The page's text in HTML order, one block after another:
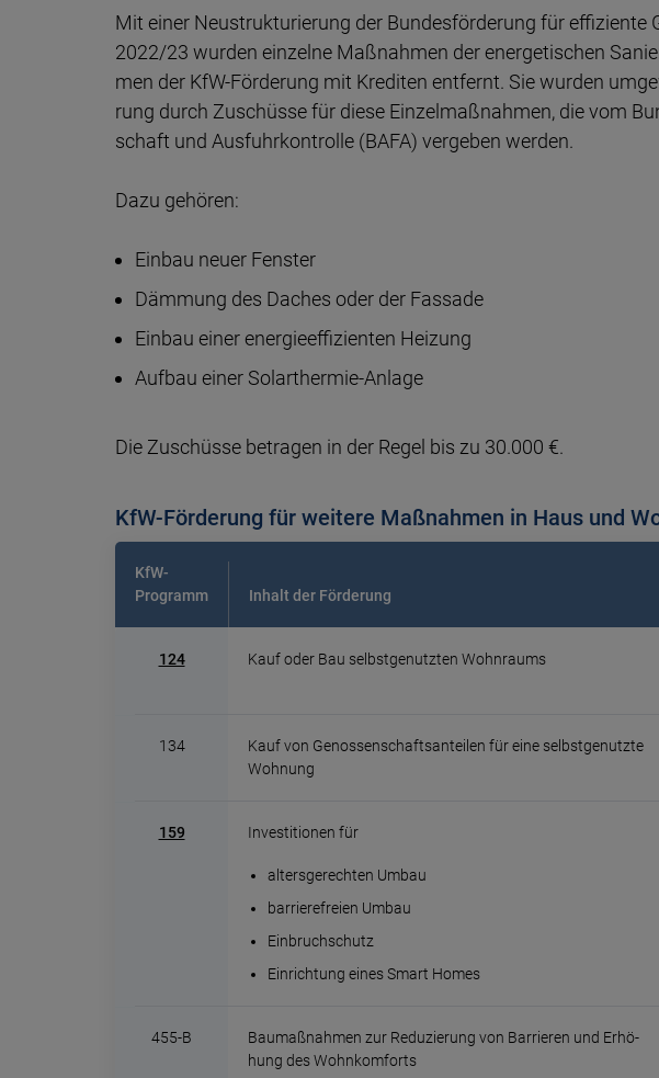
Mit einer Neustrukturierung der Bundes­förderung für effi­ziente
2022/23 wurden einzelne Maß­nahmen der energe­tischen
men der KfW-Förde­rung mit Kredi­ten entfernt. Sie wurden
rung durch Zuschüs­se für diese Einzel­maß­nahmen, die vom
schaft und Aus­fuhr­kontrolle (BAFA) verge­ben werden.
Dazu gehören:
Einbau neuer Fenster
Dämmung des Daches oder der Fassade
Einbau einer energie­effizienten Heizung
Aufbau einer Solar­thermie-Anlage
Die Zuschüsse betra­gen in der Regel bis zu 30.000 €.
KfW-Förderung für weitere Maßnahmen in Haus und
KfW-
Programm
Inhalt der Förderung
124 Kauf oder Bau selbst­genutzten Wohn­raums
134
Kauf von Genossen­schafts­anteilen für eine selbst­genutzte
Wohnung
159 Investitionen für
alters­gerechten Umbau
barriere­freien Umbau
Einbruch­schutz
Einrich­tung eines Smart Homes
455-B
Baumaß­nahmen zur Redu­zierung von Barrie­ren und Erhö­
hung des Wohn­kom­forts